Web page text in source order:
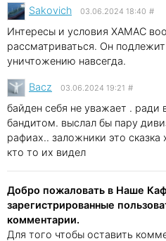
Sakovich 03.06.2024 18:40 #
Интересы и условия ХАМАС
рассматриваться. Он
уничтожению навсегда.
Bacz 03.06.2024 19:21 #
байден себя не уважает . ради
бандитом. выслал бы пару
рафиах.. заложники это сказка
кто то их видел
Добро пожаловать в Наше
зарегистрированные
комментарии.
Для того чтобы оставить